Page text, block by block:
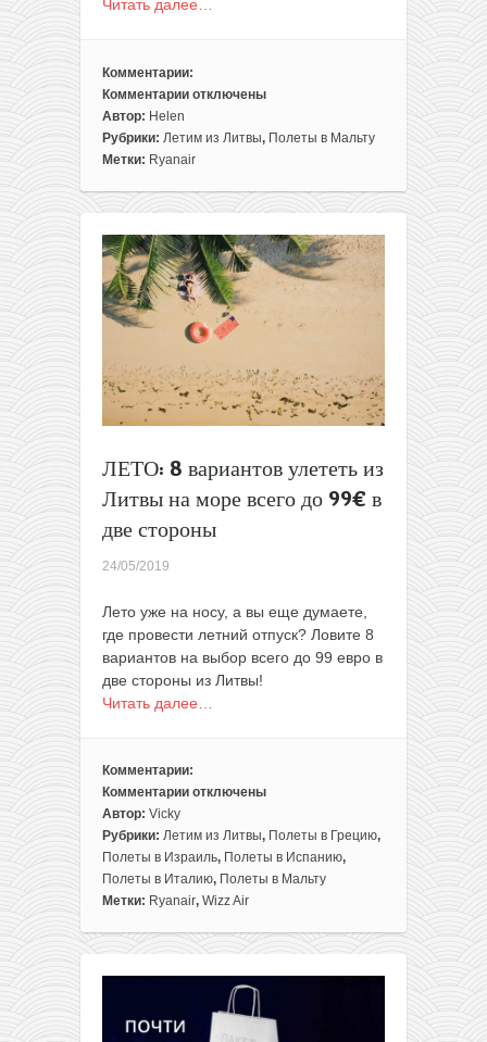
Читать далее…
Комментарии:
Комментарии
к
записи
Ryanair:
Вильнюса
Мальту
всего
от
54€
туда-
(осенью)
отключены
Автор: Helen
Рубрики: Летим из Литвы, Полеты в Мальту
Метки: Ryanair
ЛЕТО: 8 вариантов улететь из
Литвы на море всего до 99€ в
две стороны
24/05/2019
Лето уже на носу, а вы еще думаете,
где провести летний отпуск? Ловите 8
вариантов на выбор всего до 99 евро в
две стороны из Литвы!
Читать далее…
Комментарии:
Комментарии
к
записи
ЛЕТО:
8
вариантов
всего
отключены
Автор: Vicky
Рубрики: Летим из Литвы, Полеты в Грецию,
Полеты в Израиль, Полеты в Испанию,
Полеты в Италию, Полеты в Мальту
Метки: Ryanair, Wizz Air